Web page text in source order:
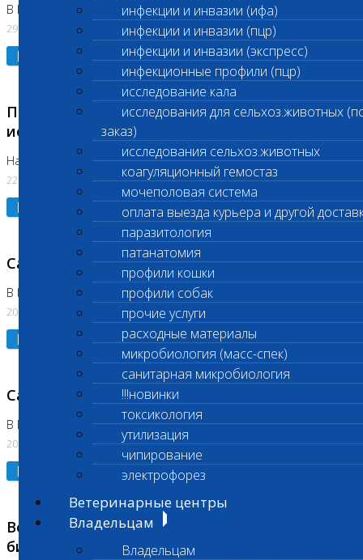
инфекции и инвазии (ифа)
инфекции и инвазии (пцр)
инфекции и инвазии (экспресс)
инфекционные профили (пцр)
исследование кала
исследования для сельхоз.животных
заказ)
исследования сельхоз.животных
коагуляционный гемостаз
мочеполовая система
оплата выезда курьера и другой
паразитология
патанатомия
профили кошки
профили собак
прочие услуги
расходные материалы
микробиология (масс-спек)
санитарная микробиология
!!!новинки
токсикология
утилизация
чипирование
электрофорез
Ветеринарные центры
Владельцам
Владельцам
В Бутово 29.07.26
29.07.2026
Подробнее
Приостановлено выполнение биохимических
исследований
На Нагорной. Код ( 123,310,309)
22.07.2026
Подробнее
Санитарные дни
В Коломне 24.07.2026 и 28.07.2026
20.07.2026
Подробнее
Санитарный день
В Бутово 21.07.2026
20.07.2026
Подробнее
Возобновлено выполнение срочных
биохимических исследований